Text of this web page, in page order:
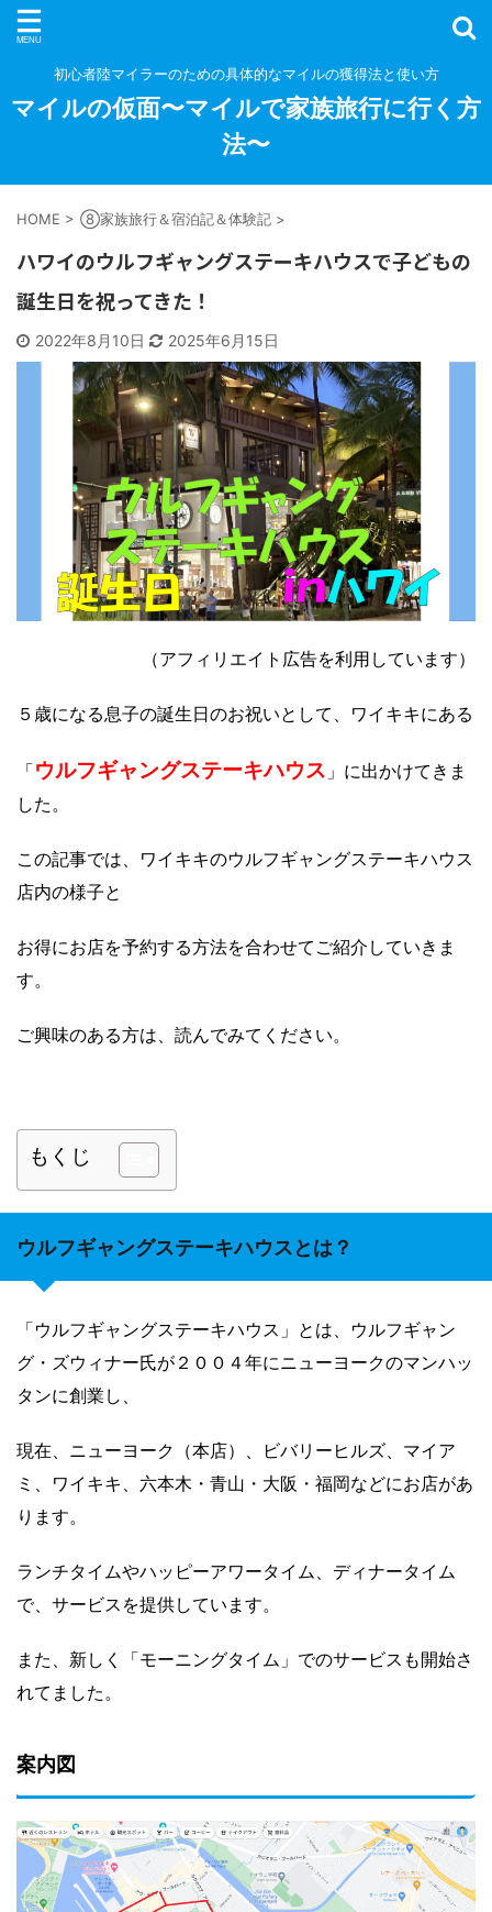
初心者陸マイラーのための具体的なマイルの獲得法と使い方
マイルの仮面〜マイルで家族旅行に行く方
法〜
HOME > ⑧家族旅行＆宿泊記＆体験記 >
ハワイのウルフギャングステーキハウスで子どもの
誕生日を祝ってきた！
2022年8月10日 2025年6月15日
（アフィリエイト広告を利用しています）
５歳になる息子の誕生日のお祝いとして、ワイキキにある
「 ウルフギャングステーキハウス 」に出かけてきま
した。
この記事では、ワイキキのウルフギャングステーキハウス
店内の様子と
お得にお店を予約する方法を合わせてご紹介していきま
す。
ご興味のある方は、読んでみてください。
もくじ
ウルフギャングステーキハウスとは？
「ウルフギャングステーキハウス」と は、ウルフギャン
グ・ズウィナー氏が２００４年にニューヨークのマンハッ
タンに創業し、
現在、ニューヨーク（本店）、ビバリーヒルズ、マイア
ミ、ワイキキ、六本木・青山・大阪・福岡などにお店があ
ります。
ランチタイムやハッピーアワータイム、ディナータイム
で、サービスを提供しています。
また、新しく「モーニングタイム」でのサービスも開始さ
れてました。
案内図